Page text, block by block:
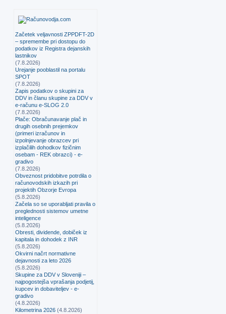
Začetek veljavnosti ZPPDFT-2D
– spremembe pri dostopu do
podatkov iz Registra dejanskih
lastnikov
(7.8.2026)
Urejanje pooblastil na portalu
SPOT
(7.8.2026)
Zapis podatkov o skupini za
DDV in članu skupine za DDV v
e-računu e-SLOG 2.0
(7.8.2026)
Plače: Obračunavanje plač in
drugih osebnih prejemkov
(primeri izračunov in
izpolnjevanje obrazcev pri
izplačilih dohodkov fizičnim
osebam - REK obrazci) - e-
gradivo
(7.8.2026)
Obveznost pridobitve potrdila o
računovodskih izkazih pri
projektih Obzorje Evropa
(5.8.2026)
Začela so se uporabljati pravila o
preglednosti sistemov umetne
inteligence
(5.8.2026)
Obresti, dividende, dobiček iz
kapitala in dohodek z INR
(5.8.2026)
Okvirni načrt normativne
dejavnosti za leto 2026
(5.8.2026)
Skupine za DDV v Sloveniji –
najpogostejša vprašanja podjetij,
kupcev in dobaviteljev - e-
gradivo
(4.8.2026)
Kilometrina 2026 (4.8.2026)